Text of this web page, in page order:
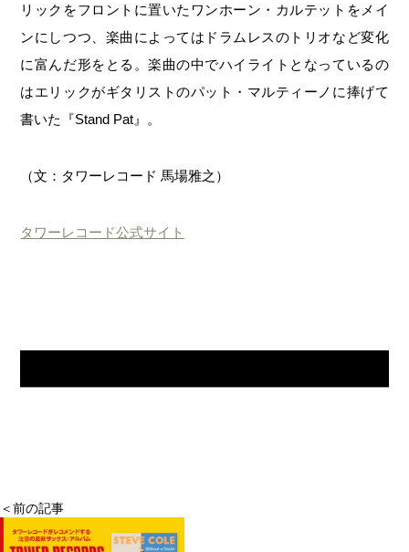
リックをフロントに置いたワンホーン・カルテットをメイ
ンにしつつ、楽曲によってはドラムレスのトリオなど変化
に富んだ形をとる。楽曲の中でハイライトとなっているの
はエリックがギタリストのパット・マルティーノに捧げて
書いた『Stand Pat』。
（文：タワーレコード 馬場雅之）
タワーレコード公式サイト
＜前の記事